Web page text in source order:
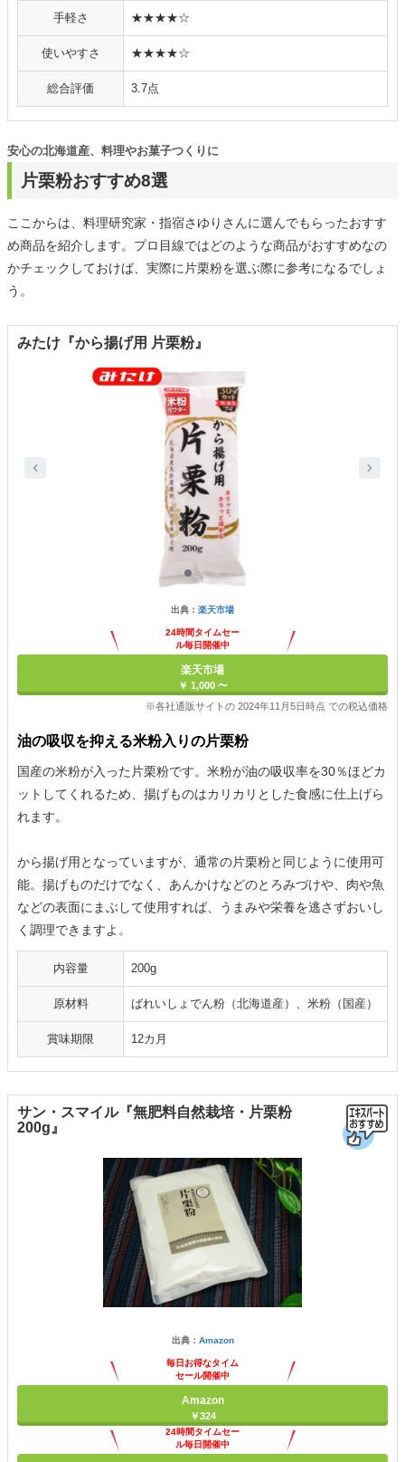
手軽さ ★★★★☆
使いやすさ ★★★★☆
総合評価 3.7点
片栗粉おすすめ8選
安心の北海道産、料理やお菓子つくりに
ここからは、料理研究家・指宿さゆりさんに選んでもらったおすす
め商品を紹介します。プロ目線ではどのような商品がおすすめなの
かチェックしておけば、実際に片栗粉を選ぶ際に参考になるでしょ
う。
みたけ『から揚げ用 片栗粉』
出典： 楽天市場
24時間タイムセー
ル毎日開催中
楽天市場
￥ 1,000 〜
※各社通販サイトの 2024年11月5日時点 での税込価格
油の吸収を抑える米粉入りの片栗粉
国産の米粉が入った片栗粉です。米粉が油の吸収率を30％ほどカ
ットしてくれるため、揚げものはカリカリとした食感に仕上げら
れます。
から揚げ用となっていますが、通常の片栗粉と同じように使用可
能。揚げものだけでなく、あんかけなどのとろみづけや、肉や魚
などの表面にまぶして使用すれば、うまみや栄養を逃さずおいし
く調理できますよ。
内容量 200g
原材料 ばれいしょでん粉（北海道産）、米粉（国産）
賞味期限 12カ月
サン・スマイル『無肥料自然栽培・片栗粉
200g』
出典： Amazon
毎日お得なタイム
セール開催中
Amazon
￥324
24時間タイムセー
ル毎日開催中